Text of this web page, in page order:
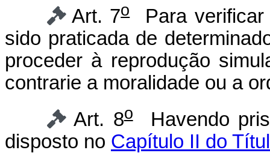
Art. 7oPara verificar
sido praticada de
proceder à reprodução
contrarie a moralidade ou a
Art. 8oHavendo
disposto no Capítulo II do